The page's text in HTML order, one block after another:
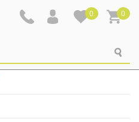
0 0